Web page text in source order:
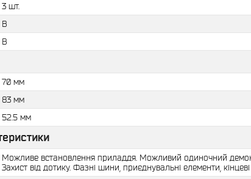
3 шт.
B
В
70 мм
83 мм
52.5 мм
Можливе встановлення приладдя. Можливий одиночний
Захист від дотику. Фазні шини, приєднувальні елементи,